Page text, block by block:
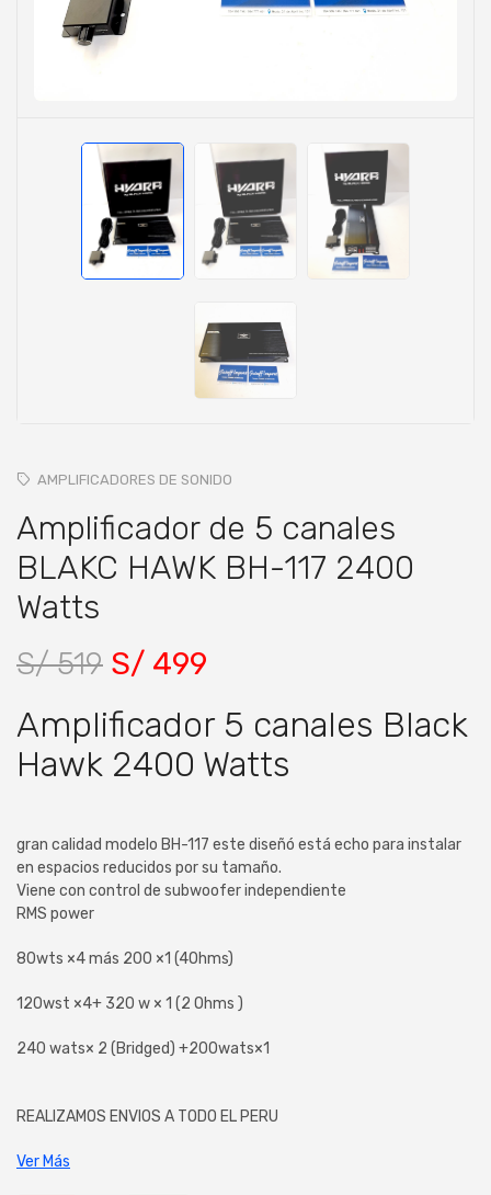
AMPLIFICADORES DE SONIDO
Amplificador de 5 canales
BLAKC HAWK BH-117 2400
Watts
S/ 519 S/ 499
Amplificador 5 canales Black
Hawk 2400 Watts
gran calidad modelo BH-117 este diseñó está echo para instalar
en espacios reducidos por su tamaño.
Viene con control de subwoofer independiente
RMS power
80wts ×4 más 200 ×1 (4Ohms)
120wst ×4+ 320 w × 1 (2 Ohms )
240 wats× 2 (Bridged) +200wats×1
REALIZAMOS ENVIOS A TODO EL PERU
Ver Más